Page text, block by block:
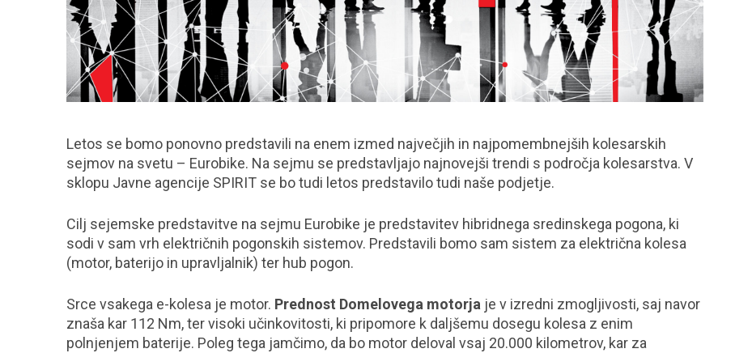
Letos se bomo ponovno predstavili na enem izmed največjih in najpomembnejših kolesarskih
sejmov na svetu – Eurobike. Na sejmu se predstavljajo najnovejši trendi s področja kolesarstva. V
sklopu Javne agencije SPIRIT se bo tudi letos predstavilo tudi naše podjetje.
Cilj sejemske predstavitve na sejmu Eurobike je predstavitev hibridnega sredinskega pogona, ki
sodi v sam vrh električnih pogonskih sistemov. Predstavili bomo sam sistem za električna kolesa
(motor, baterijo in upravljalnik) ter hub pogon.
Srce vsakega e-kolesa je motor. Prednost Domelovega motorja je v izredni zmogljivosti, saj navor
znaša kar 112 Nm, ter visoki učinkovitosti, ki pripomore k daljšemu dosegu kolesa z enim
polnjenjem baterije. Poleg tega jamčimo, da bo motor deloval vsaj 20.000 kilometrov, kar za